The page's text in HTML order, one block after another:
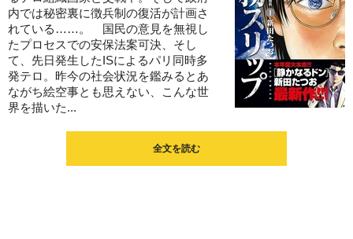
内では秘密裏に徴兵制の復活が計画さ
れている……。 国民の意見を無視し
たプロセスでの安保法案可決、そし
て、先日発生したISによるパリ同時多
発テロ。昨今の社会状況を鑑みるとあ
ながち絵空事とも思えない、こんな世
界を描いた...
全文を読む